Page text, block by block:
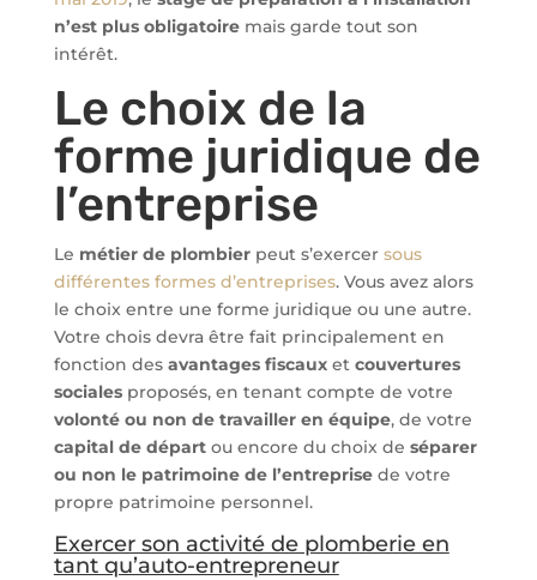
n’est plus obligatoiremais garde tout son
intérêt.
Le choix de la
forme juridique de
l’entreprise
Le métier de plombierpeut s’exercer sous
différentes formes d’entreprises. Vous avez alors
le choix entre une forme juridique ou une autre.
Votre chois devra être fait principalement en
fonction des avantages fiscaux et couvertures
socialesproposés, en tenant compte de votre
volonté ou non de travailler en équipe, de votre
capital de départou encore du choix de séparer
ou non le patrimoine de l’entreprisede votre
propre patrimoine personnel.
Exercer son activité de plomberie en
tant qu’auto-entrepreneur